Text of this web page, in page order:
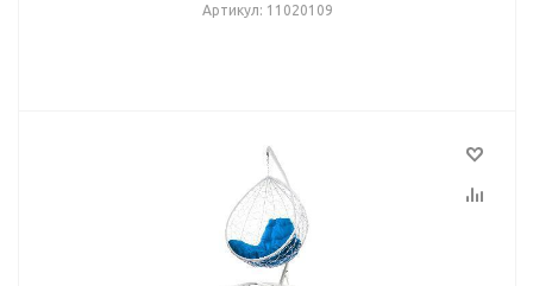
Артикул: 11020109